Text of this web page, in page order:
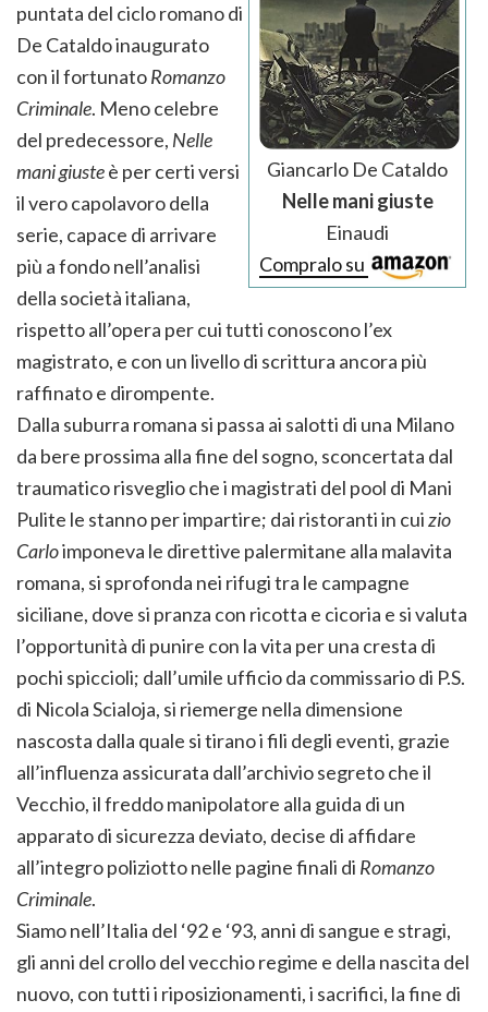
Giancarlo De Cataldo
Nelle mani giuste
Einaudi
Compralo su
puntata del ciclo romano di
De Cataldo inaugurato
con il fortunatoRomanzo
Criminale. Meno celebre
del predecessore, Nelle
mani giusteè per certi versi
il vero capolavoro della
serie, capace di arrivare
più a fondo nell’analisi
della società italiana,
rispetto all’opera per cui tutti conoscono l’ex
magistrato, e con un livello di scrittura ancora più
raffinato e dirompente.
Dalla suburra romana si passa ai salotti di una Milano
da bere prossima alla fine del sogno, sconcertata dal
traumatico risveglio che i magistrati del pool di Mani
Pulite le stanno per impartire; dai ristoranti in cuizio
Carloimponeva le direttive palermitane alla malavita
romana, si sprofonda nei rifugi tra le campagne
siciliane, dove si pranza con ricotta e cicoria e si valuta
l’opportunità di punire con la vita per una cresta di
pochi spiccioli; dall’umile ufficio da commissario di P.S.
di Nicola Scialoja, si riemerge nella dimensione
nascosta dalla quale si tirano i fili degli eventi, grazie
all’influenza assicurata dall’archivio segreto che il
Vecchio, il freddo manipolatore alla guida di un
apparato di sicurezza deviato, decise di affidare
all’integro poliziotto nelle pagine finali di Romanzo
Criminale.
Siamo nell’Italia del ‘92 e ‘93, anni di sangue e stragi,
gli anni del crollo del vecchio regime e della nascita del
nuovo, con tutti i riposizionamenti, i sacrifici, la fine di